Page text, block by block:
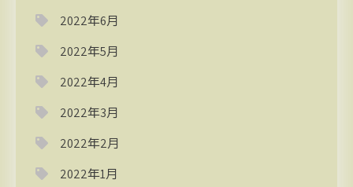
2022年6月
2022年5月
2022年4月
2022年3月
2022年2月
2022年1月